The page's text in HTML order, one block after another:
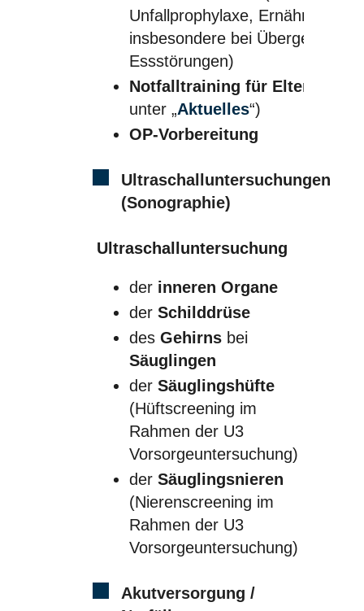
Unfallprophylaxe, Ernährung,
insbesondere bei Übergewicht,
Essstörungen)
Notfalltraining für Eltern
unter „Aktuelles“)
OP-Vorbereitung
Ultraschalluntersuchungen
(Sonographie)
Ultraschalluntersuchung
der inneren Organe
der Schilddrüse
des Gehirns bei
Säuglingen
der Säuglingshüfte
(Hüftscreening im
Rahmen der U3
Vorsorgeuntersuchung)
der Säuglingsnieren
(Nierenscreening im
Rahmen der U3
Vorsorgeuntersuchung)
Akutversorgung /